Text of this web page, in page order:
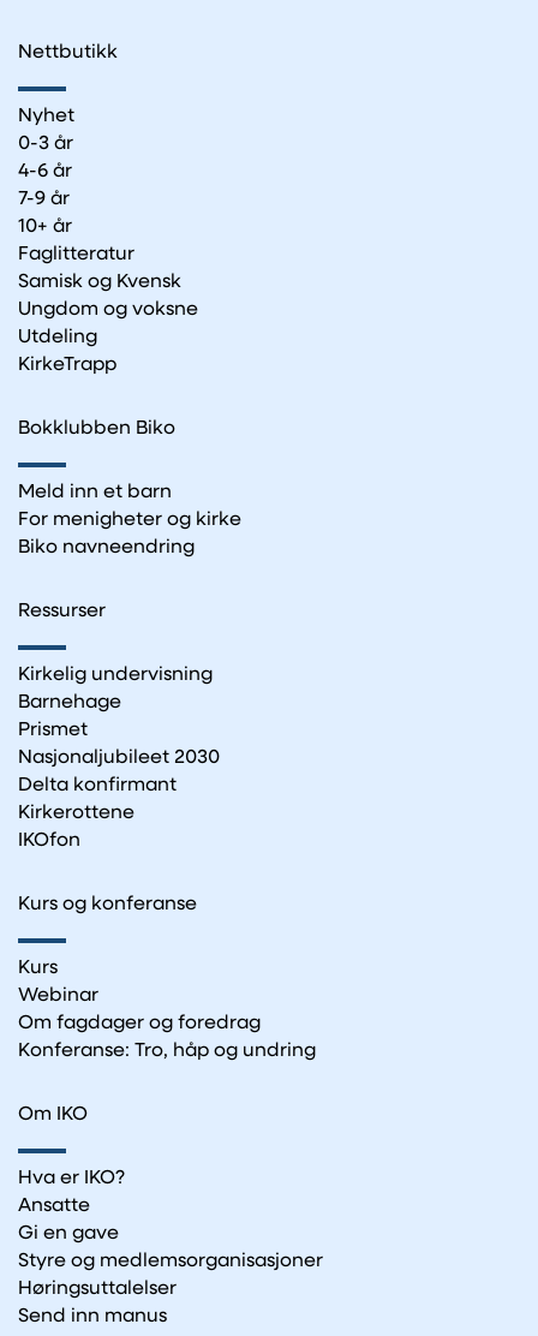
Nettbutikk
Nyhet
0-3 år
4-6 år
7-9 år
10+ år
Faglitteratur
Samisk og Kvensk
Ungdom og voksne
Utdeling
KirkeTrapp
Bokklubben Biko
Meld inn et barn
For menigheter og kirke
Biko navneendring
Ressurser
Kirkelig undervisning
Barnehage
Prismet
Nasjonaljubileet 2030
Delta konfirmant
Kirkerottene
IKOfon
Kurs og konferanse
Kurs
Webinar
Om fagdager og foredrag
Konferanse: Tro, håp og undring
Om IKO
Hva er IKO?
Ansatte
Gi en gave
Styre og medlemsorganisasjoner
Høringsuttalelser
Send inn manus